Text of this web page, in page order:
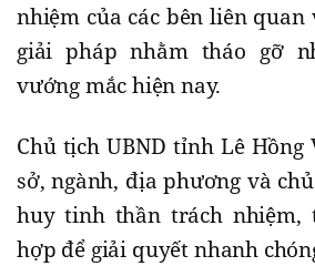
nhiệm của các bên liên
giải pháp nhằm tháo gỡ
vướng mắc hiện nay.
Chủ tịch UBND tỉnh Lê Hồng
sở, ngành, địa phương và
huy tinh thần trách nhiệm,
hợp để giải quyết nhanh